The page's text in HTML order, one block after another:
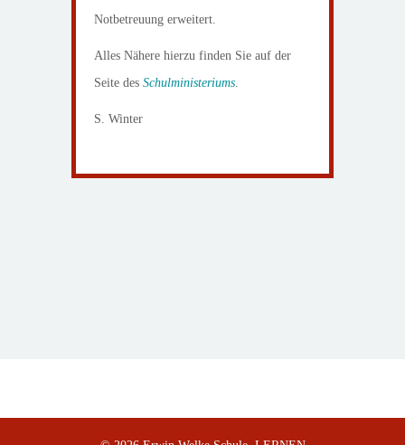
Notbetreuung erweitert.
Alles Nähere hierzu finden Sie auf der
Seite des Schulministeriums.
S. Winter